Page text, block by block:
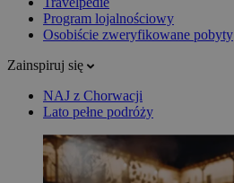
Program lojalnościowy
Osobiście zweryfikowane pobyty
Zainspiruj się
NAJ z Chorwacji
Lato pełne podróży